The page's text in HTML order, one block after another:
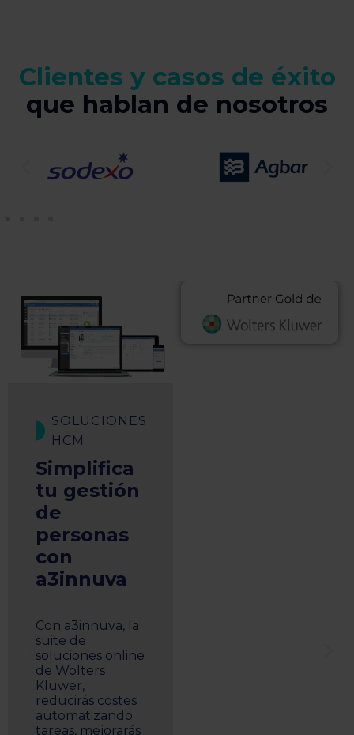
Clientes y casos de éxito
que hablan de nosotros
SOLUCIONES
HCM
Simplifica
tu gestión
de
personas
con
a3innuva
Con a3innuva, la
suite de
soluciones online
de Wolters
Kluwer,
reducirás costes
automatizando
tareas, mejorarás